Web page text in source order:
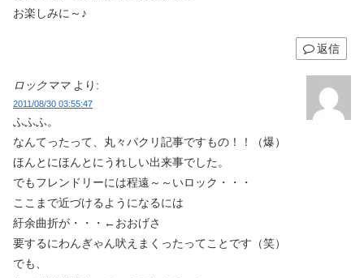
お楽しみに～♪
返信
ロックママ より:
2011/08/30 03:55:47
ふふふ。
なんてったって、丸々パクリ記事ですもの！！（爆）
ほんとにほんとにうれしい出来事でした。
でもフレンドリーには程遠～～いロック・・・
ここまで近づけるようになるには
紆余曲折が・・・←おおげさ
要するにわんぎゃん吠えまくったってことです（笑）
でも、